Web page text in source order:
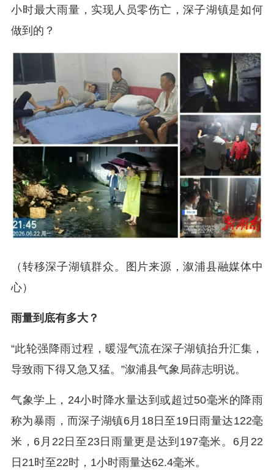
小时最大雨量，实现人员零伤亡，深子湖镇是如何
做到的？
（转移深子湖镇群众。图片来源，溆浦县融媒体中
心）
雨量到底有多大？
“此轮强降雨过程，暖湿气流在深子湖镇抬升汇集，
导致雨下得又急又猛。”溆浦县气象局薛志明说。
气象学上，24小时降水量达到或超过50毫米的降雨
称为暴雨，而深子湖镇6月18日至19日雨量达122毫
米，6月22日至23日雨量更是达到197毫米。6月22
日21时至22时，1小时雨量达62.4毫米。